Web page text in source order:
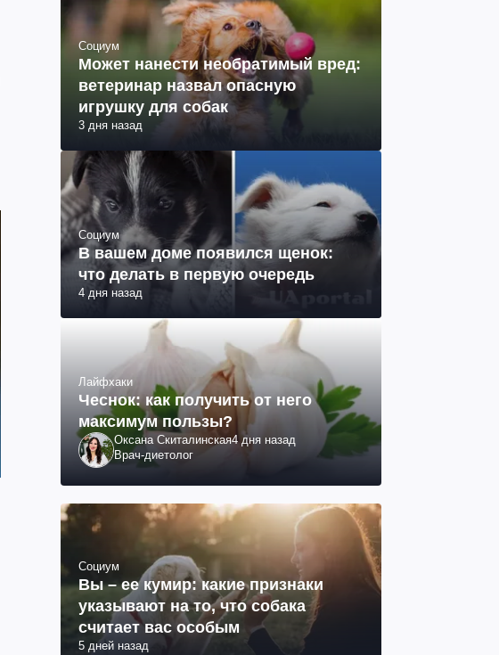
Социум
Может нанести необратимый вред:
ветеринар назвал опасную
игрушку для собак
3 дня назад
Социум
В вашем доме появился щенок:
что делать в первую очередь
4 дня назад
Лайфхаки
Чеснок: как получить от него
максимум пользы?
Оксана Скиталинская4 дня назад
Врач-диетолог
Социум
Вы – ее кумир: какие признаки
указывают на то, что собака
считает вас особым
5 дней назад